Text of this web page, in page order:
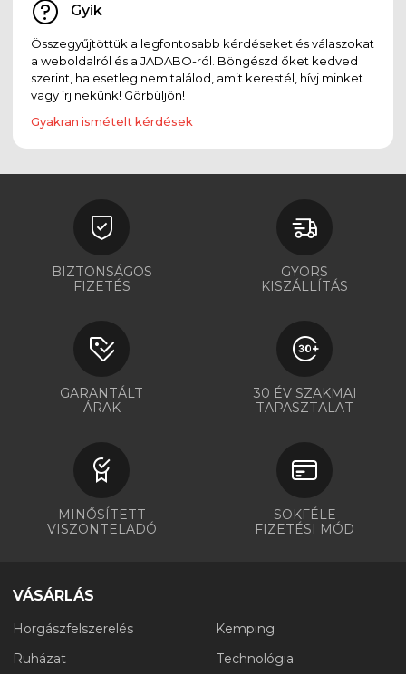
Gyik
Összegyűjtöttük a legfontosabb kérdéseket és válaszokat
a weboldalról és a JADABO-ról. Böngészd őket kedved
szerint, ha esetleg nem találod, amit kerestél, hívj minket
vagy írj nekünk! Görbüljön!
Gyakran ismételt kérdések
BIZTONSÁGOS
FIZETÉS
GYORS
KISZÁLLÍTÁS
GARANTÁLT
ÁRAK
30 ÉV SZAKMAI
TAPASZTALAT
MINŐSÍTETT
VISZONTELADÓ
SOKFÉLE
FIZETÉSI MÓD
VÁSÁRLÁS
Horgászfelszerelés
Ruházat
Kemping
Technológia